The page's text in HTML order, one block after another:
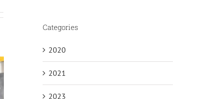
Categories
2020
2021
2023